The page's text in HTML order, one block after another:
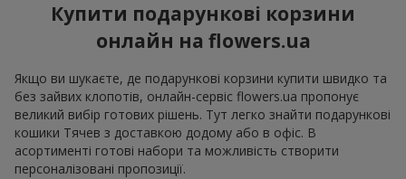
Купити подарункові корзини
онлайн на flowers.ua
Якщо ви шукаєте, де подарункові корзини купити швидко та
без зайвих клопотів, онлайн-сервіс flowers.ua пропонує
великий вибір готових рішень. Тут легко знайти подарункові
кошики Тячев з доставкою додому або в офіс. В
асортименті готові набори та можливість створити
персоналізовані пропозиції.